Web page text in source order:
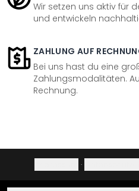
Wir setzen uns aktiv für
und entwickeln
ZAHLUNG AUF
Bei uns hast du eine
Zahlungsmodalitäten.
Rechnung.
·